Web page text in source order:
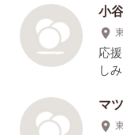
小
応
し
マ